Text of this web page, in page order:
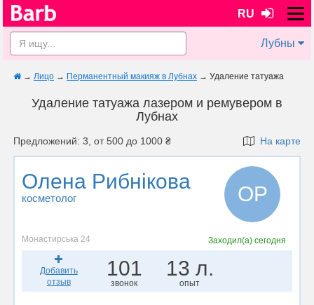
RU
Лубны
→ Лицо → Перманентный макияж в Лубнах → Удаление татуажа
Удаление татуажа лазером и ремувером в
Лубнах
Предложений: 3, от 500 до 1000 ₴ На карте
Олена Рибнікова
косметолог ОР
Монастирська 24 Заходил(а)сегодня
Добавить
отзыв
101
звонок
13 л.
опыт